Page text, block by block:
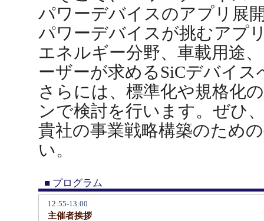
パワーデバイスのアプリ展
パワーデバイスが挑むアプ
エネルギー分野、車載用途
ーザーが求めるSiCデバイ
さらには、標準化や規格化
ンで検討を行います。ぜひ
貴社の事業戦略構築のため
い。
■ プログラム
12:55-13:00
主催者挨拶